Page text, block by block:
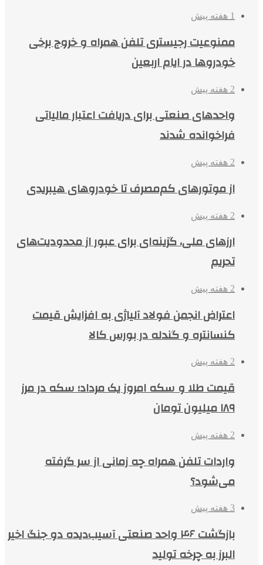
1 هفته پیش
ممنوعیت رجیستری تلفن همراه و خروج برخی
خودروها در ایام اربعین
2 هفته پیش
واحدهای صنعتی برای دریافت اعتبار مالیاتی
فراخوانده شدند
2 هفته پیش
از موتورهای کم‌مصرف تا خودروهای هیبریدی
2 هفته پیش
ارزهای ملی، گزینه‌ای برای عبور از محدودیت‌های
تحریم
2 هفته پیش
اعتراض انجمن فولاد آلیاژی به افزایش قیمت
کنسانتره و گندله در بورس کالا
2 هفته پیش
قیمت طلا و سکه امروز یک مرداد؛ سکه در مرز
۱۸۹ میلیون تومان
2 هفته پیش
واردات تلفن همراه چه زمانی از سر گرفته
می‌شود؟
3 هفته پیش
بازگشت ۴۶ واحد صنعتی آسیب‌دیده دو جنگ اخیر
البرز به چرخه تولید